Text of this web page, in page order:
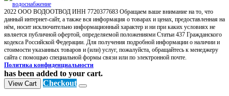
2022 ООО ВОДООТВОД ИНН 7720377683 Обращаем ваше внимание на то, что
данный интернет-сайт, а также вся информация о товарах и ценах, предоставленная на
нём, носит исключительно информационный характер и ни при каких условиях не
является публичной офертой, определяемой положениями Статьи 437 Гражданского
кодекса Российской Федерации. Для получения подробной информации о наличии и
стоимости указанных товаров и (или) услуг, пожалуйста, обращайтесь к менеджеру
сайта с помощью специальной формы связи или по электронной почте.
Политика конфиденциальности
has been added to your cart.
View Cart Checkout